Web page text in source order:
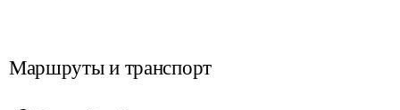
Маршруты и транспорт